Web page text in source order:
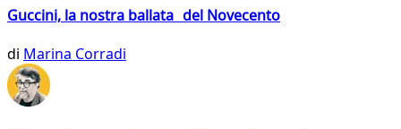
Guccini, la nostra ballata del Novecento
di Marina Corradi